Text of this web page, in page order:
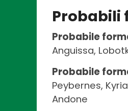
Probabili
Probabile
Anguissa,
Probabile
Peybernes,
Andone